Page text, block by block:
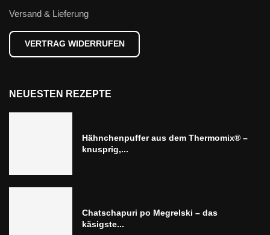
Versand & Lieferung
VERTRAG WIDERRUFEN
NEUESTEN REZEPTE
Hähnchenpuffer aus dem Thermomix® –
knusprig,...
Chatschapuri po Megrelski – das
käsigste...